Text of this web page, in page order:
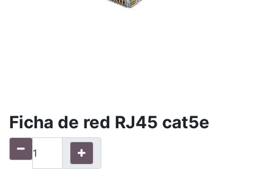
Ficha de red RJ45 cat5e